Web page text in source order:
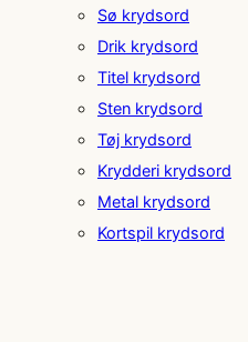
Sø krydsord
Drik krydsord
Titel krydsord
Sten krydsord
Tøj krydsord
Krydderi krydsord
Metal krydsord
Kortspil krydsord